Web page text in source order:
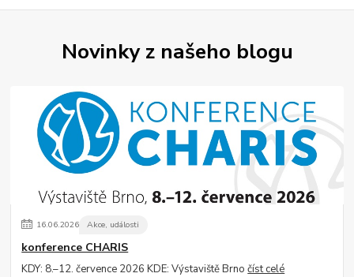
Novinky z našeho blogu
16.06.2026 Akce, události
konference CHARIS
KDY: 8.–12. července 2026 KDE: Výstaviště Brnočíst celé